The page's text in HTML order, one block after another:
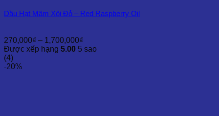
Dầu Hạt Mâm Xôi Đỏ – Red Raspberry Oil
270,000₫ – 1,700,000₫
giá:
Được xếp hạng 5.00 5 sao
(4)
-20%